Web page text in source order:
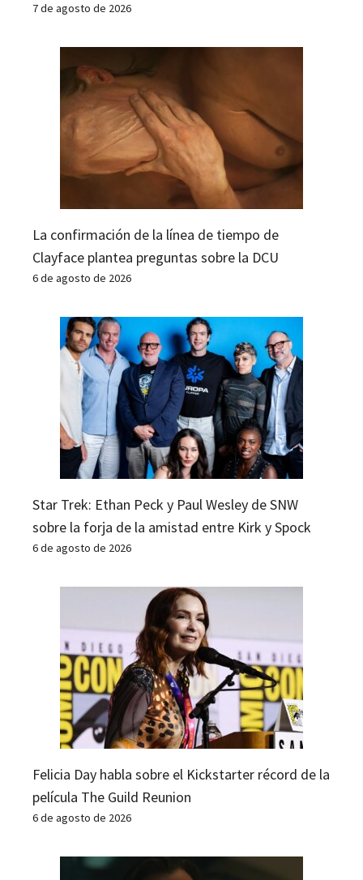
7 de agosto de 2026
La confirmación de la línea de tiempo de
Clayface plantea preguntas sobre la DCU
6 de agosto de 2026
Star Trek: Ethan Peck y Paul Wesley de SNW
sobre la forja de la amistad entre Kirk y Spock
6 de agosto de 2026
Felicia Day habla sobre el Kickstarter récord de la
película The Guild Reunion
6 de agosto de 2026